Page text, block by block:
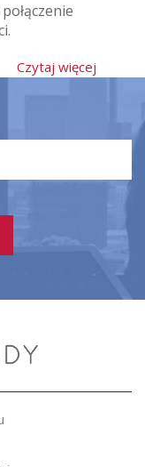
Czytaj więcej